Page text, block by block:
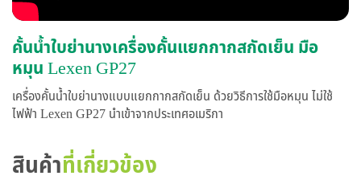
คั้นน้ำใบย่านางเครื่องคั้นแยกกากสกัดเย็น มือ
หมุน Lexen GP27
เครื่องคั้นน้ำใบย่านางแบบแยกกากสกัดเย็น ด้วยวิธีการใช้มือหมุน ไม่ใช้
ไฟฟ้า Lexen GP27 นำเข้าจากประเทศอเมริกา
สินค้าที่เกี่ยวข้อง